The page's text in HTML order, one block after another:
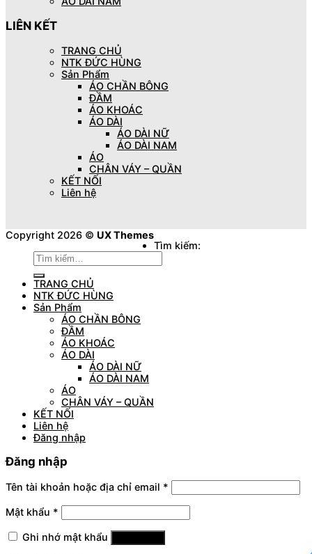
LIÊN KẾT
TRANG CHỦ
NTK ĐỨC HÙNG
Sản Phẩm
ÁO CHẦN BÔNG
ĐẦM
ÁO KHOÁC
ÁO DÀI
ÁO DÀI NỮ
ÁO DÀI NAM
ÁO
CHÂN VÁY – QUẦN
KẾT NỐI
Liên hệ
Copyright 2026 © UX Themes
Tìm kiếm:
TRANG CHỦ
NTK ĐỨC HÙNG
Sản Phẩm
ÁO CHẦN BÔNG
ĐẦM
ÁO KHOÁC
ÁO DÀI
ÁO DÀI NỮ
ÁO DÀI NAM
ÁO
CHÂN VÁY – QUẦN
KẾT NỐI
Liên hệ
Đăng nhập
Đăng nhập
Tên tài khoản hoặc địa chỉ email *
Mật khẩu *
Ghi nhớ mật khẩu